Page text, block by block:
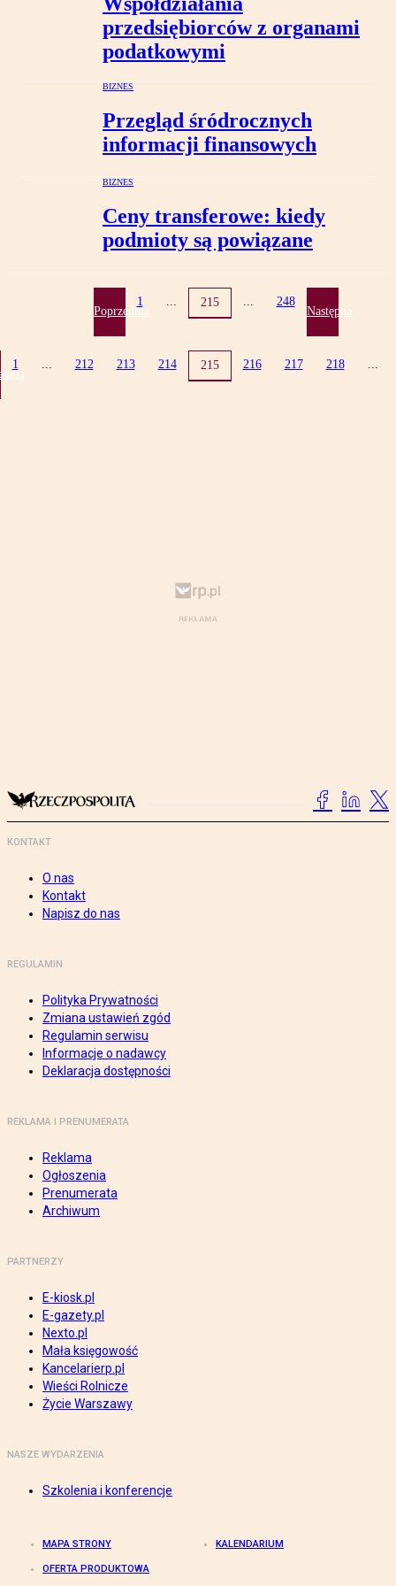
przedsiębiorców z organami
podatkowymi
BIZNES
Przegląd śródrocznych
informacji finansowych
BIZNES
Ceny transferowe: kiedy
podmioty są powiązane
Poprzednia
1 215 248
Następna
1 212 213 214 215 216 217 218
KONTAKT
O nas
Kontakt
Napisz do nas
REGULAMIN
Polityka Prywatności
Zmiana ustawień zgód
Regulamin serwisu
Informacje o nadawcy
Deklaracja dostępności
REKLAMA I PRENUMERATA
Reklama
Ogłoszenia
Prenumerata
Archiwum
PARTNERZY
E-kiosk.pl
E-gazety.pl
Nexto.pl
Mała księgowość
Kancelarierp.pl
Wieści Rolnicze
Życie Warszawy
NASZE WYDARZENIA
Szkolenia i konferencje
MAPA STRONY KALENDARIUM
OFERTA PRODUKTOWA